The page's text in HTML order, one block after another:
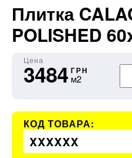
Плитка
POLISHED
Цена
3484 ГРН
м2
КОД ТОВАРА:
XXXXXX